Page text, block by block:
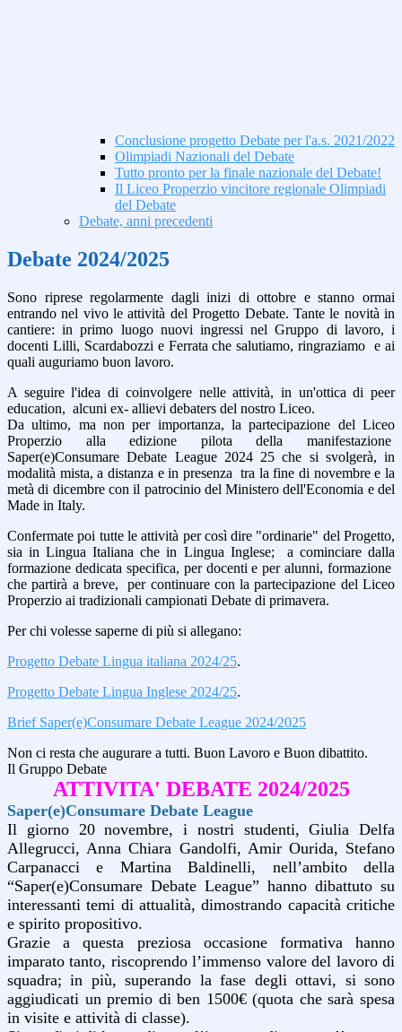
Conclusione progetto Debate per l'a.s. 2021/2022
Olimpiadi Nazionali del Debate
Tutto pronto per la finale nazionale del Debate!
Il Liceo Properzio vincitore regionale Olimpiadi
del Debate
Debate, anni precedenti
Debate 2024/2025
Sono riprese regolarmente dagli inizi di ottobre e stanno ormai
entrando nel vivo le attività del Progetto Debate. Tante le novità in
cantiere: in primo luogo nuovi ingressi nel Gruppo di lavoro, i
docenti Lilli, Scardabozzi e Ferrata che salutiamo, ringraziamo e ai
quali auguriamo buon lavoro.
A seguire l'idea di coinvolgere nelle attività, in un'ottica di peer
education, alcuni ex- allievi debaters del nostro Liceo.
Da ultimo, ma non per importanza, la partecipazione del Liceo
Properzio alla edizione pilota della manifestazione
Saper(e)Consumare Debate League 2024 25 che si svolgerà, in
modalità mista, a distanza e in presenza tra la fine di novembre e la
metà di dicembre con il patrocinio del Ministero dell'Economia e del
Made in Italy.
Confermate poi tutte le attività per così dire "ordinarie" del Progetto,
sia in Lingua Italiana che in Lingua Inglese; a cominciare dalla
formazione dedicata specifica, per docenti e per alunni, formazione
che partirà a breve, per continuare con la partecipazione del Liceo
Properzio ai tradizionali campionati Debate di primavera.
Per chi volesse saperne di più si allegano:
Progetto Debate Lingua italiana 2024/25.
Progetto Debate Lingua Inglese 2024/25.
Brief Saper(e)Consumare Debate League 2024/2025
Non ci resta che augurare a tutti. Buon Lavoro e Buon dibattito.
Il Gruppo Debate
ATTIVITA' DEBATE 2024/2025
Saper(e)Consumare Debate League
Il giorno 20 novembre, i nostri studenti, Giulia Delfa
Allegrucci, Anna Chiara Gandolfi, Amir Ourida, Stefano
Carpanacci e Martina Baldinelli, nell’ambito della
“Saper(e)Consumare Debate League” hanno dibattuto su
interessanti temi di attualità, dimostrando capacità critiche
e spirito propositivo.
Grazie a questa preziosa occasione formativa hanno
imparato tanto, riscoprendo l’immenso valore del lavoro di
squadra; in più, superando la fase degli ottavi, si sono
aggiudicati un premio di ben 1500€ (quota che sarà spesa
in visite e attività di classe).